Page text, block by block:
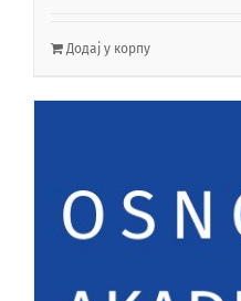
Додај у корпу